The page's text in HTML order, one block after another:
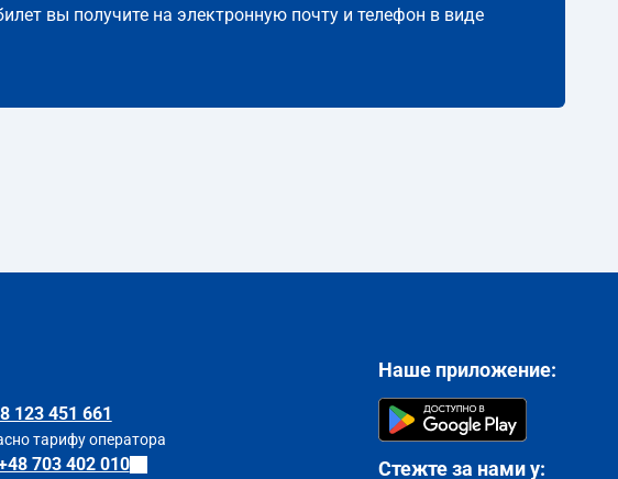
вы получите на электронную почту и телефон в виде
123 451 661
тарифу оператора
703 402 010
Наше приложение:
Стежте за нами у: